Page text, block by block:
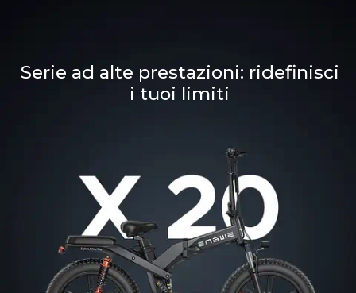
Serie ad alte prestazioni: ridefinisci
i tuoi limiti